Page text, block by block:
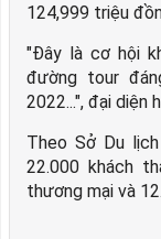
124,999 triệu
"Đây là cơ hội
đường tour
2022...", đại diện
Theo Sở Du
22.000 khách
thương mại và